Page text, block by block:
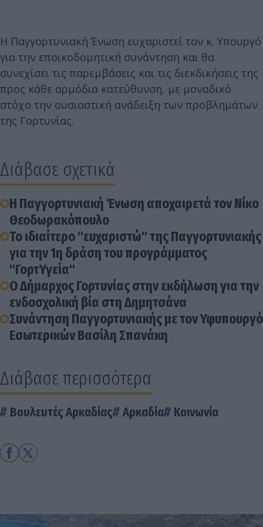
Η Παγγορτυνιακή Ένωση ευχαριστεί τον κ. Υπουργό
για την εποικοδομητική συνάντηση και θα
συνεχίσει τις παρεμβάσεις και τις διεκδικήσεις της
προς κάθε αρμόδια κατεύθυνση, με μοναδικό
στόχο την ουσιαστική ανάδειξη των προβλημάτων
της Γορτυνίας.
Διάβασε σχετικά
Η Παγγορτυνιακή Ένωση αποχαιρετά τον Νίκο
Θεοδωρακόπουλο
Το ιδιαίτερο "ευχαριστώ" της Παγγορτυνιακής
για την 1η δράση του προγράμματος
"ΓορτΥγεία"
Ο Δήμαρχος Γορτυνίας στην εκδήλωση για την
ενδοσχολική βία στη Δημητσάνα
Συνάντηση Παγγορτυνιακής με τον Υφυπουργό
Εσωτερικών Βασίλη Σπανάκη
Διάβασε περισσότερα
Βουλευτές Αρκαδίας Αρκαδία Κοινωνία